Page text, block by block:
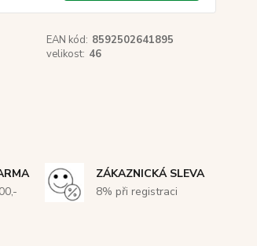
EAN kód: 8592502641895
velikost: 46
ZÁKAZNICKÁ SLEVA
8% při registraci